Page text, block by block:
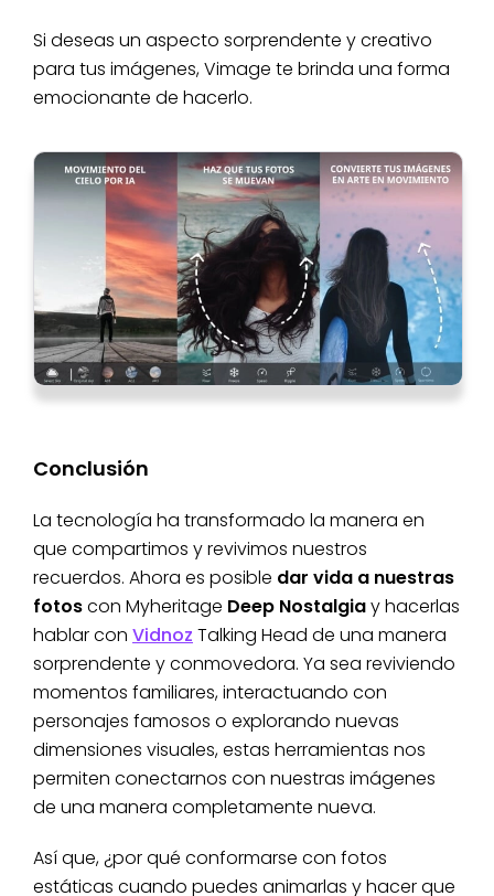
Si deseas un aspecto sorprendente y creativo
para tus imágenes, Vimage te brinda una forma
emocionante de hacerlo.
Conclusión
La tecnología ha transformado la manera en
que compartimos y revivimos nuestros
recuerdos. Ahora es posible dar vida a nuestras
fotoscon Myheritage Deep Nostalgiay hacerlas
hablar con Vidnoz Talking Head de una manera
sorprendente y conmovedora. Ya sea reviviendo
momentos familiares, interactuando con
personajes famosos o explorando nuevas
dimensiones visuales, estas herramientas nos
permiten conectarnos con nuestras imágenes
de una manera completamente nueva.
Así que, ¿por qué conformarse con fotos
estáticas cuando puedes animarlas y hacer que